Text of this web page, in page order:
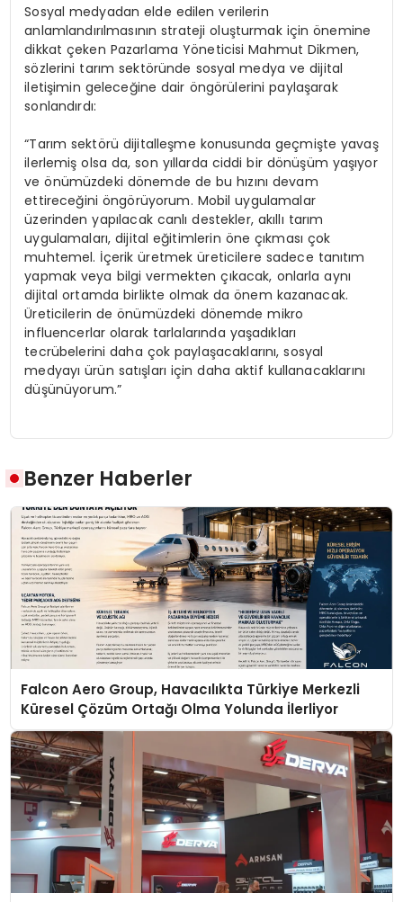
Sosyal medyadan elde edilen verilerin
anlamlandırılmasının strateji oluşturmak için önemine
dikkat çeken Pazarlama Yöneticisi Mahmut Dikmen,
sözlerini tarım sektöründe sosyal medya ve dijital
iletişimin geleceğine dair öngörülerini paylaşarak
sonlandırdı:
“Tarım sektörü dijitalleşme konusunda geçmişte yavaş
ilerlemiş olsa da, son yıllarda ciddi bir dönüşüm yaşıyor
ve önümüzdeki dönemde de bu hızını devam
ettireceğini öngörüyorum. Mobil uygulamalar
üzerinden yapılacak canlı destekler, akıllı tarım
uygulamaları, dijital eğitimlerin öne çıkması çok
muhtemel. İçerik üretmek üreticilere sadece tanıtım
yapmak veya bilgi vermekten çıkacak, onlarla aynı
dijital ortamda birlikte olmak da önem kazanacak.
Üreticilerin de önümüzdeki dönemde mikro
influencerlar olarak tarlalarında yaşadıkları
tecrübelerini daha çok paylaşacaklarını, sosyal
medyayı ürün satışları için daha aktif kullanacaklarını
düşünüyorum.”
Benzer Haberler
Falcon Aero Group, Havacılıkta Türkiye Merkezli
Küresel Çözüm Ortağı Olma Yolunda İlerliyor